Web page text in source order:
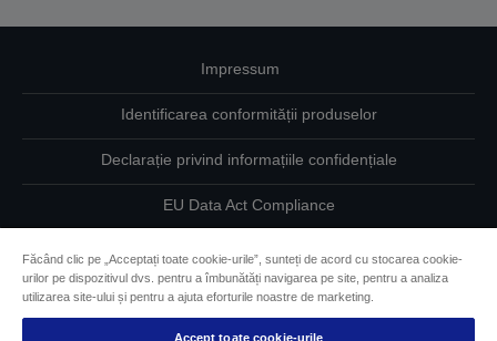
Impressum
Identificarea conformității produselor
Declarație privind informațiile confidențiale
EU Data Act Compliance
Informaţii despre modulele cookie
Făcând clic pe „Acceptați toate cookie-urile”, sunteți de acord cu stocarea cookie-
urilor pe dispozitivul dvs. pentru a îmbunătăți navigarea pe site, pentru a analiza
utilizarea site-ului și pentru a ajuta eforturile noastre de marketing.
Accept toate cookie-urile